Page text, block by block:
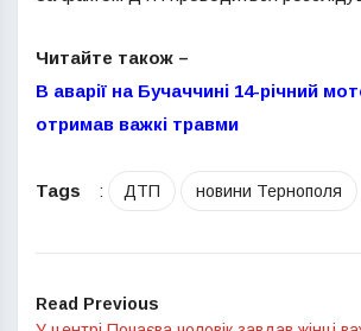
Читайте також –
В аварії на Бучаччині 14-річний
отримав важкі травми
Tags : ДТП новини Тернополя
Read Previous